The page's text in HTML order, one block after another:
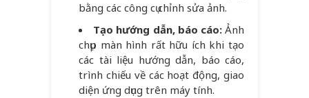
bằng các công cụ chỉnh sửa ảnh.
Tạo hướng dẫn, báo cáo:Ảnh
chụp màn hình rất hữu ích khi tạo
các tài liệu hướng dẫn, báo cáo,
trình chiếu về các hoạt động, giao
diện ứng dụng trên máy tính.